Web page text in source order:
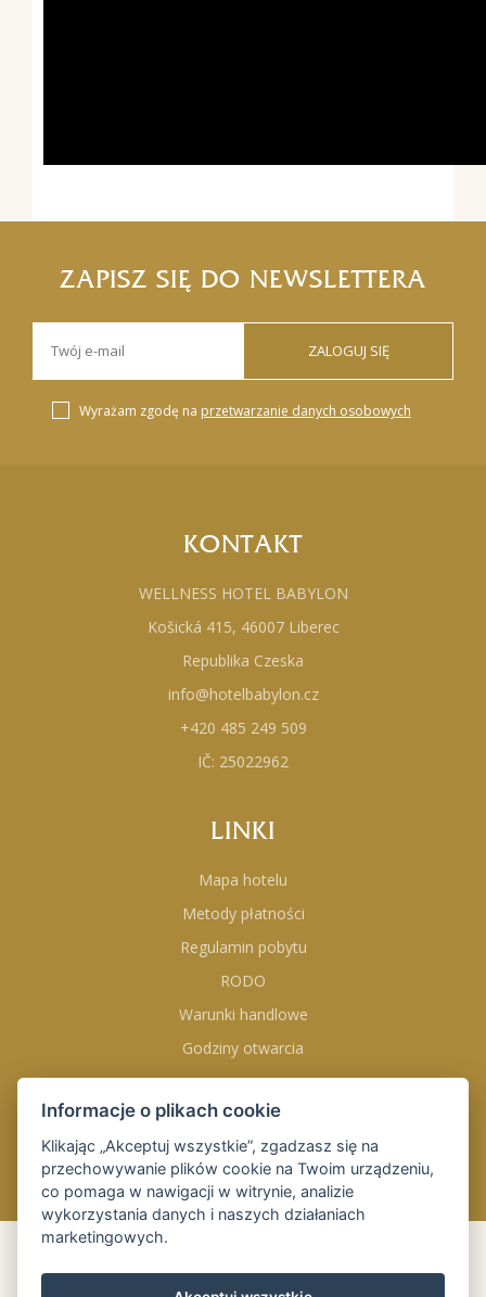
REZERWACJA
ZAPISZ SIĘ DO NEWSLETTERA
ZALOGUJ SIĘ
Wyrażam zgodę na przetwarzanie danych osobowych
KONTAKT
WELLNESS HOTEL BABYLON
Košická 415, 46007 Liberec
Republika Czeska
info@hotelbabylon.cz
+420 485 249 509
IČ: 25022962
LINKI
Mapa hotelu
Metody płatności
Regulamin pobytu
RODO
Warunki handlowe
Godziny otwarcia
DOŁĄCZ DO NAS NA
Informacje o plikach cookie
Klikając „Akceptuj wszystkie”, zgadzasz się na
przechowywanie plików cookie na Twoim urządzeniu,
co pomaga w nawigacji w witrynie, analizie
wykorzystania danych i naszych działaniach
marketingowych.